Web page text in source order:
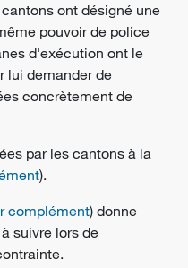
ont désigné une
pouvoir de police
d'exécution ont le
lui demander de
concrètement de
par les cantons à la
).
complément) donne
suivre lors de